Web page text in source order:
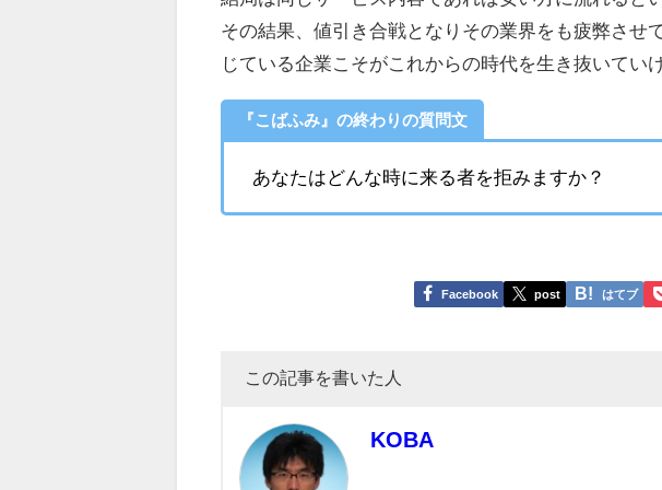
その結果、値引き合戦となりその業界をも疲弊させ
じている企業こそがこれからの時代を生き抜いてい
『こばふみ』の終わりの質問文
あなたはどんな時に来る者を拒みますか？
Facebook post はてブ
この記事を書いた人
KOBA